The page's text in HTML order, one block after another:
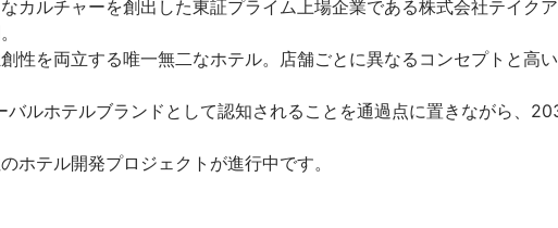
カルチャーを創出した東証プライム上場企業である株式会社テイク
性を両立する唯一無二なホテル。店舗ごとに異なるコンセプトと高
ルホテルブランドとして認知されることを通過点に置きながら、
ホテル開発プロジェクトが進行中です。